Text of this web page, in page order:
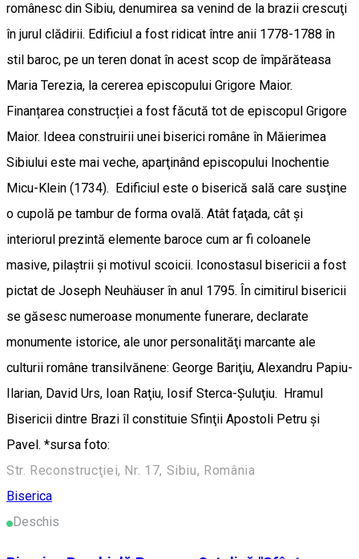
românesc din Sibiu, denumirea sa venind de la brazii crescuţi
în jurul clădirii. Edificiul a fost ridicat între anii 1778-1788 în
stil baroc, pe un teren donat în acest scop de împărăteasa
Maria Terezia, la cererea episcopului Grigore Maior.
Finanțarea construcției a fost făcută tot de episcopul Grigore
Maior. Ideea construirii unei biserici române în Măierimea
Sibiului este mai veche, aparţinând episcopului Inochentie
Micu-Klein (1734). Edificiul este o biserică sală care susţine
o cupolă pe tambur de forma ovală. Atât faţada, cât şi
interiorul prezintă elemente baroce cum ar fi coloanele
masive, pilaştrii şi motivul scoicii. Iconostasul bisericii a fost
pictat de Joseph Neuhäuser în anul 1795. În cimitirul bisericii
se găsesc numeroase monumente funerare, declarate
monumente istorice, ale unor personalităţi marcante ale
culturii române transilvănene: George Bariţiu, Alexandru Papiu-
Ilarian, David Urs, Ioan Raţiu, Iosif Sterca-Şuluţiu. Hramul
Bisericii dintre Brazi îl constituie Sfinţii Apostoli Petru şi
Pavel. *sursa foto:
Str. Reconstrucţiei, Nr. 17, Sibiu, România
Biserica
Deschis